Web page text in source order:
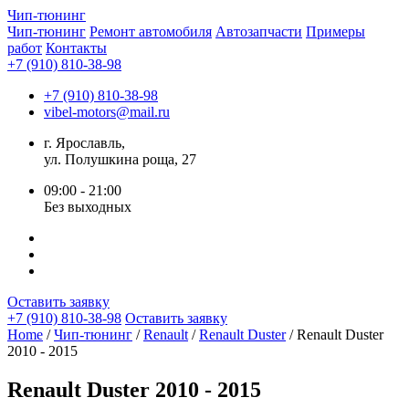
Чип-тюнинг
Чип-тюнинг Ремонт автомобиля Автозапчасти Примеры
работ Контакты
+7 (910) 810-38-98
+7 (910) 810-38-98
vibel-motors@mail.ru
г. Ярославль,
ул. Полушкина роща, 27
09:00 - 21:00
Без выходных
Оставить заявку
+7 (910) 810-38-98 Оставить заявку
Home /Чип-тюнинг /Renault /Renault Duster/ Renault Duster
2010 - 2015
Renault Duster 2010 - 2015